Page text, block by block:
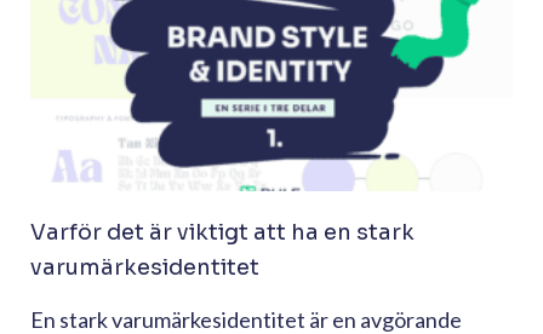
Varför det är viktigt att ha en stark
varumärkesidentitet
En stark varumärkesidentitet är en avgörande